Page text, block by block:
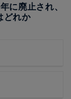
に廃止され、
どれか